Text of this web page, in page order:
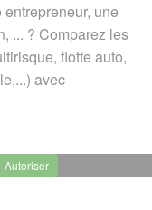
une
... ? Comparez les
flotte auto,
avec
Autoriser